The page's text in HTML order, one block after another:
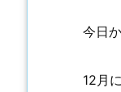
今日
12月